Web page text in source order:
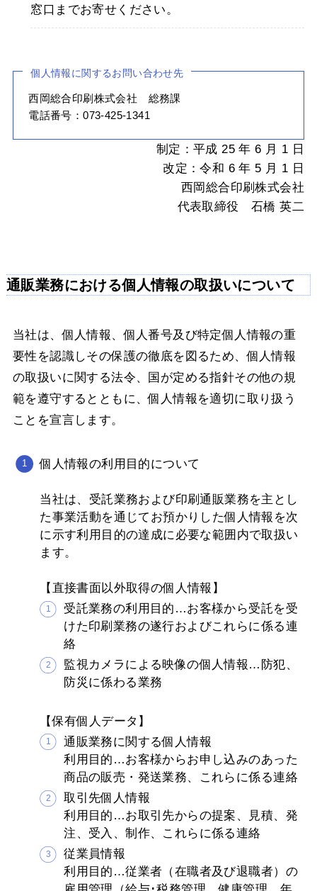
窓口までお寄せください。
個人情報に関するお問い合わせ先
西岡総合印刷株式会社 総務課
電話番号：073-425-1341
制定：平成 25 年 6 月 1 日
改定：令和 6 年 5 月 1 日
西岡総合印刷株式会社
代表取締役 石橋 英二
通販業務における個人情報の取扱いについて
当社は、個人情報、個人番号及び特定個人情報の重
要性を認識しその保護の徹底を図るため、個人情報
の取扱いに関する法令、国が定める指針その他の規
範を遵守するとともに、個人情報を適切に取り扱う
ことを宣言します。
個人情報の利用目的について
当社は、受託業務および印刷通販業務を主とし
た事業活動を通じてお預かりした個人情報を次
に示す利用目的の達成に必要な範囲内で取扱い
ます。
【直接書面以外取得の個人情報】
受託業務の利用目的…お客様から受託を受
けた印刷業務の遂行およびこれらに係る連
絡
監視カメラによる映像の個人情報…防犯、
防災に係わる業務
【保有個人データ】
通販業務に関する個人情報
利用目的…お客様からお申し込みのあった
商品の販売・発送業務、これらに係る連絡
取引先個人情報
利用目的…お取引先からの提案、見積、発
注、受入、制作、これらに係る連絡
従業員情報
利用目的…従業者（在職者及び退職者）の